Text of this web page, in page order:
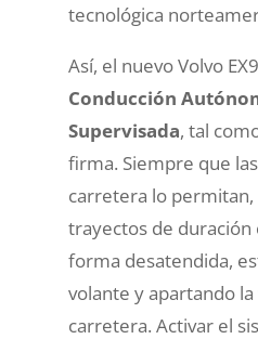
tecnológica
Así, el nuevo Volvo
Conducción
Supervisada, tal
firma. Siempre que
carretera lo
trayectos de duración
forma desatendida,
volante y apartando la
carretera. Activar el